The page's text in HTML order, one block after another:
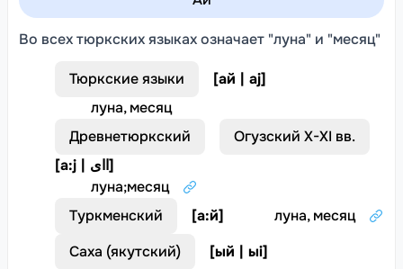
Во всех тюркских языках означает "луна" и "месяц"
Тюркские языки [ай | aj]
луна, месяц
Древнетюркский
Огузский X-XI вв.
[
a:j | ﺍﺍﻯ]
луна;месяц
Туркменский
[а:й]
луна, месяц
Саха (якутский)
[ый | ыi]